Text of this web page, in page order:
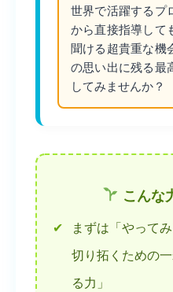
世界で活躍するプ
から直接指導して
聞ける超貴重な機
の思い出に残る最
してみませんか？
こんな
✔
まずは「やって
切り拓くための
る力」